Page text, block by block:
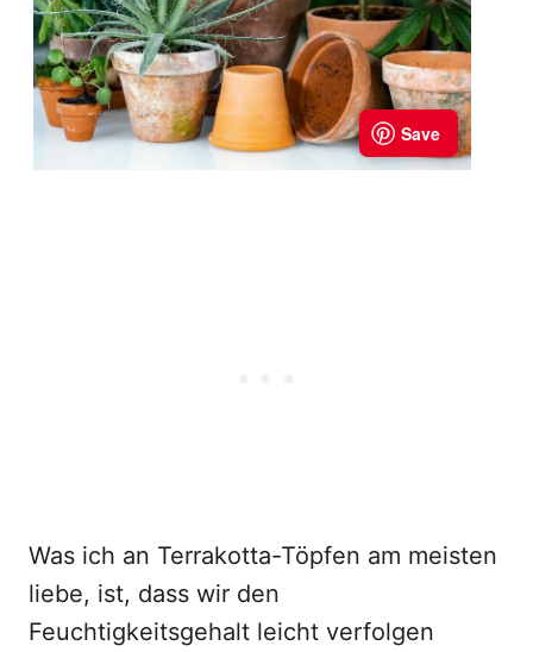
Was ich an Terrakotta-Töpfen am meisten
liebe, ist, dass wir den
Feuchtigkeitsgehalt leicht verfolgen